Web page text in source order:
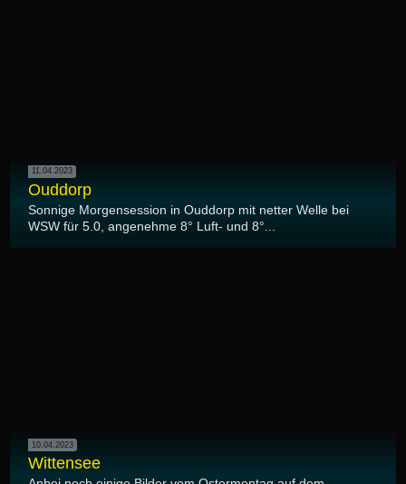
11.04.2023
Ouddorp
Sonnige Morgensession in Ouddorp mit netter Welle bei
WSW für 5.0, angenehme 8° Luft- und 8°...
10.04.2023
Wittensee